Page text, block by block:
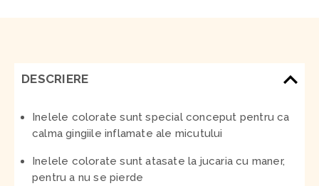
DESCRIERE
Inelele colorate sunt special conceput pentru ca
calma gingiile inflamate ale micutului
Inelele colorate sunt atasate la jucaria cu maner,
pentru a nu se pierde